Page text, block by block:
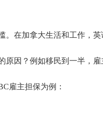
在加拿大生活和工作，
因？例如移民到一半，
雇主担保为例：